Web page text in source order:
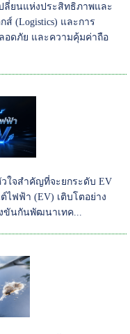
ลี่ยนแห่งประสิทธิภาพและ
(Logistics) และการ
ดภัย และความคุ้มค่าถือ
ใจสำคัญที่จะยกระดับ EV
ฟฟ้า (EV) เติบโตอย่าง
ขันกันพัฒนาเทค...